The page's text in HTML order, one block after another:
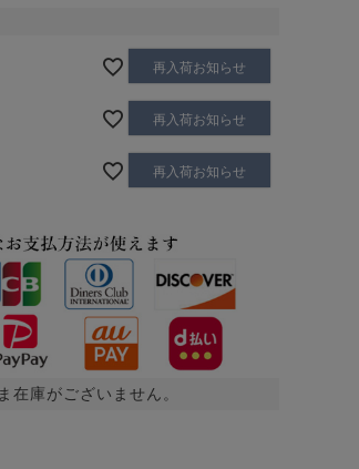
再入荷お知らせ
再入荷お知らせ
再入荷お知らせ
在庫がございません。